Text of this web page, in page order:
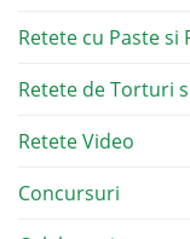
Retete cu Paste si
Retete de Torturi
Retete Video
Concursuri